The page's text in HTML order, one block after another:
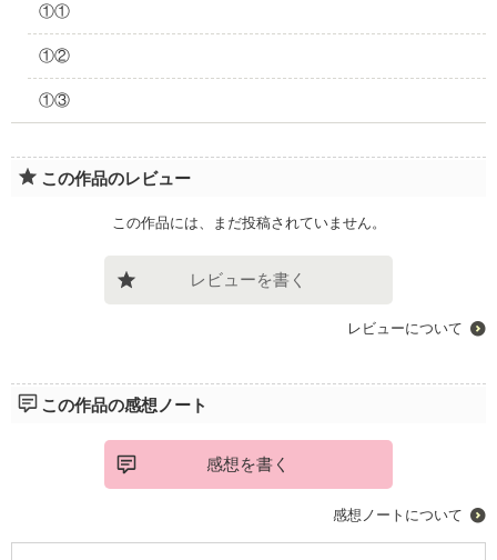
①①
①②
①③
この作品のレビュー
この作品には、まだ投稿されていません。
レビューを書く
レビューについて
この作品の感想ノート
感想を書く
感想ノートについて